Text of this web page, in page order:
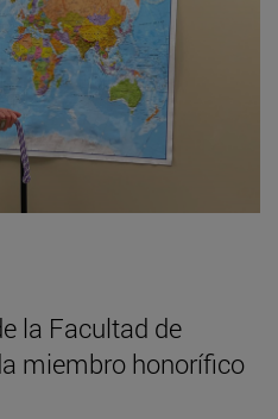
la Facultad de
miembro honorífico